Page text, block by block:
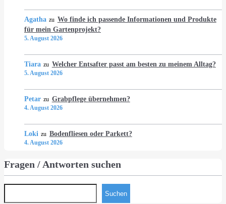
Agatha zu Wo finde ich passende Informationen und Produkte
für mein Gartenprojekt?
5. August 2026
Tiara zu Welcher Entsafter passt am besten zu meinem Alltag?
5. August 2026
Petar zu Grabpflege übernehmen?
4. August 2026
Loki zu Bodenfliesen oder Parkett?
4. August 2026
Fragen / Antworten suchen
Suchen